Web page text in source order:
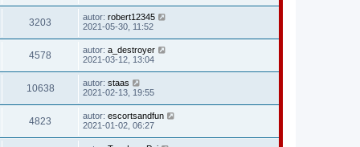
3203 autor: robert12345
2021-05-30, 11:52
4578 autor: a_destroyer
2021-03-12, 13:04
10638 autor: staas
2021-02-13, 19:55
4823 autor: escortsandfun
2021-01-02, 06:27